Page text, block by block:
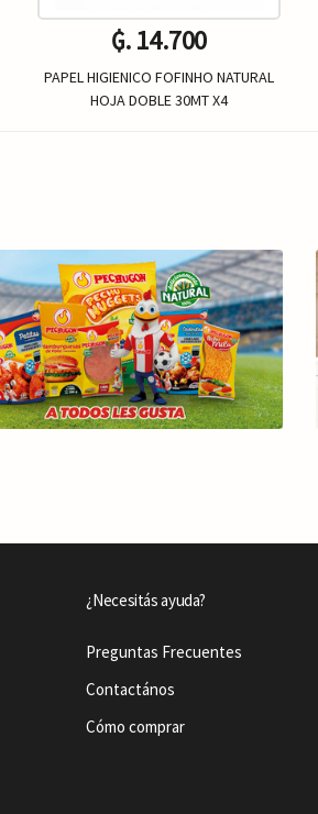
₲. 14.700
PAPEL HIGIENICO FOFINHO NATURAL
HOJA DOBLE 30MT X4
¿Necesitás ayuda?
Preguntas Frecuentes
Contactános
Cómo comprar